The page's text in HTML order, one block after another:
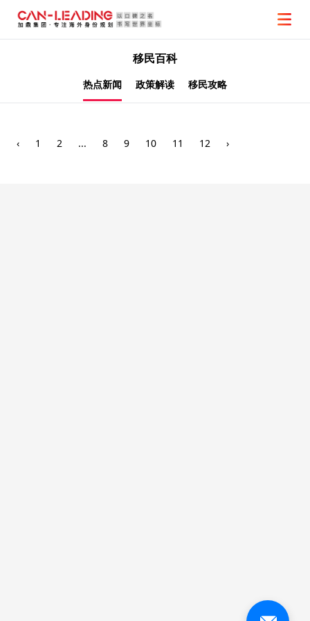
移民百科
热点新闻 政策解读 移民攻略
‹ 1 2 ... 8 9 10 11 12 ›